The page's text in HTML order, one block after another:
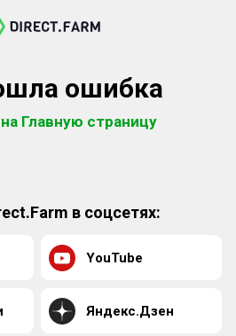
ошибка
Главную страницу
в соцсетях:
YouTube
Яндекс.Дзен